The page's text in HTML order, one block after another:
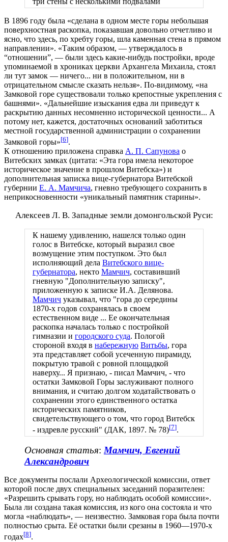
В 1896 году была «сделана в одном месте горы небольшая
поверхностная раскопка, показавшая довольно отчетливо и
ясно, что здесь, по хребту горы, шла каменная стена в прямом
направлении». «Таким образом, — утверждалось в
“отношении”, — были здесь какие-нибудь постройки, вроде
упоминаемой в хрониках церкви Архангела Михаила, стоял
ли тут замок — ничего... ни в положительном, ни в
отрицательном смысле сказать нельзя». По-видимому, «на
Замковой горе существовали только крепостные укрепления с
башнями». «Дальнейшие изыскания едва ли приведут к
раскрытию данных несомненно исторической ценности... А
потому нет, кажется, достаточных оснований заботиться
местной государственной администрации о сохранении
Замковой горы»[6].
К отношению приложена справка А. П. Сапунова о
Витебских замках (цитата: «Эта гора имела некоторое
историческое значение в прошлом Витебска») и
дополнительная записка вице-губернатора Витебской
губернии Е. А. Мамчича, гневно требующего сохранить в
неприкосновенности «уникальный памятник старины».
Алексеев Л. В. Западные земли домонгольской Руси:
К нашему удивлению, нашелся только один
голос в Витебске, который выразил свое
возмущение этим поступком. Это был
исполняющий дела Витебского вице-
губернатора, некто Мамчич, составивший
гневную "Дополнительную записку",
приложенную к записке И.А. Делянова.
Мамчич указывал, что "гора до середины
1870-х годов сохранялась в своем
естественном виде ... Ее окончательная
раскопка началась только с постройкой
гимназии и городского суда. Пологой
стороной входя в набережную Витьбы, гора
эта представляет собой усеченную пирамиду,
покрытую травой с ровной площадкой
наверху... Я признаю, - писал Мамчич, - что
остатки Замковой Горы заслуживают полного
внимания, и считаю долгом ходатайствовать о
сохранении этого единственного остатка
исторических памятников,
свидетельствующего о том, что город Витебск
- издревле русский" (ДАК, 1897. № 78)[7].
Основная статья:Мамчич, Евгений
Александрович
Все документы послали Археологической комиссии, ответ
которой после двух специальных заседаний поразителен:
«Разрешить срывать гору, но наблюдать особой комиссии».
Была ли создана такая комиссия, из кого она состояла и что
могла «наблюдать», — неизвестно. Замковая гора была почти
полностью срыта. Её остатки были срезаны в 1960—1970-х
годах[8].